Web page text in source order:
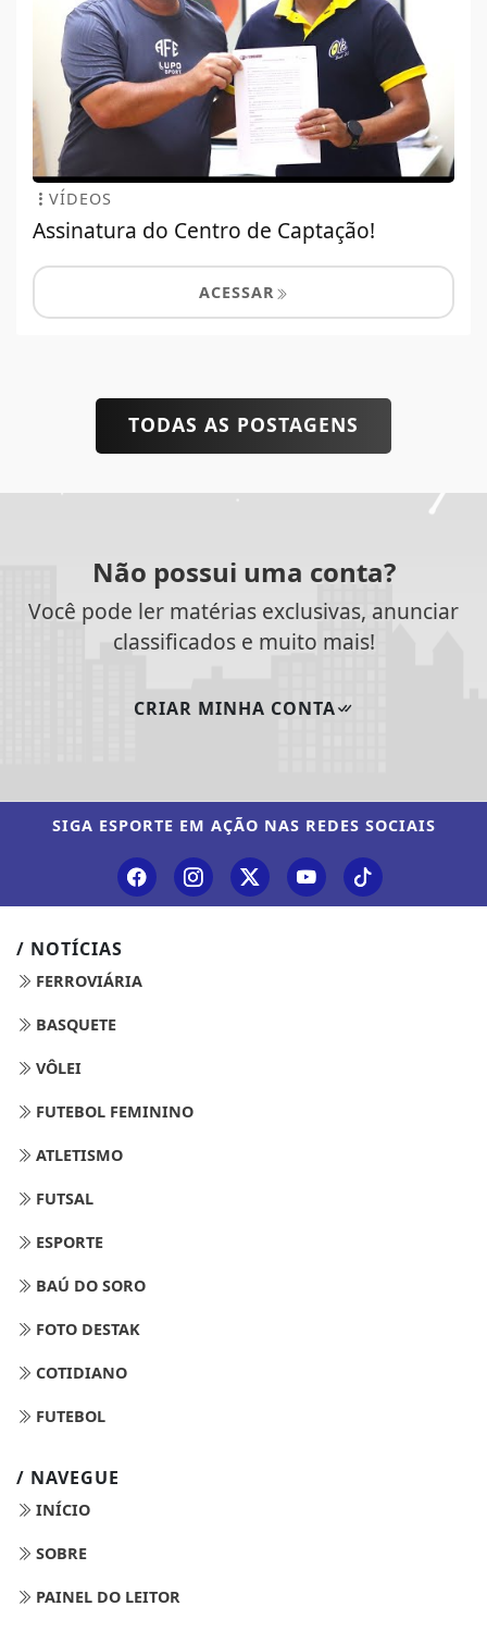
VÍDEOS
Assinatura do Centro de Captação!
ACESSAR
TODAS AS POSTAGENS
Não possui uma conta?
Você pode ler matérias exclusivas, anunciar
classificados e muito mais!
CRIAR MINHA CONTA
SIGA ESPORTE EM AÇÃO NAS REDES SOCIAIS
/ NOTÍCIAS
FERROVIÁRIA
BASQUETE
VÔLEI
FUTEBOL FEMININO
ATLETISMO
FUTSAL
ESPORTE
BAÚ DO SORO
FOTO DESTAK
COTIDIANO
FUTEBOL
/ NAVEGUE
INÍCIO
SOBRE
PAINEL DO LEITOR